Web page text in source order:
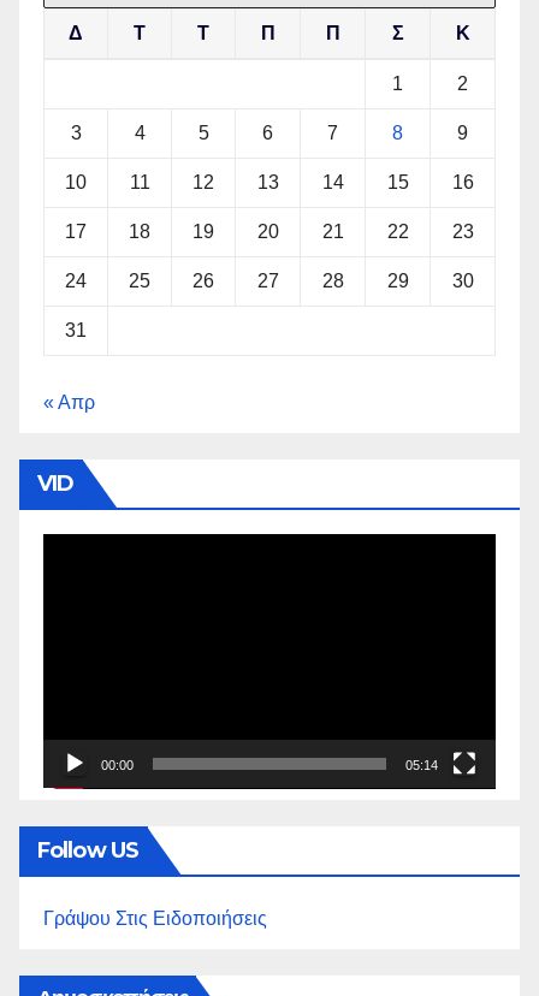
Δ Τ Τ Π Π Σ Κ
1 2
3 4 5 6 7 8 9
10 11 12 13 14 15 16
17 18 19 20 21 22 23
24 25 26 27 28 29 30
31
« Απρ
VID
00:00 05:14
Follow US
Γράψου Στις Ειδοποιήσεις